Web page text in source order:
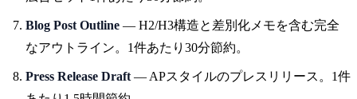
Blog Post Outline — H2/H3構造と差別化メモを含む完全
なアウトライン。1件あたり30分節約。
Press Release Draft — APスタイルのプレスリリース。1件